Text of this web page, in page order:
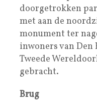
doorgetrokken
met aan de
monument ter
inwoners van
Tweede
gebracht.
Brug